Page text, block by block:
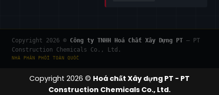
Copyright 2026 © Công ty TNHH Hoá Chất Xây Dựng PT — PT
Construction Chemicals Co., Ltd.
NHÀ PHÂN PHỐI TOÀN QUỐC
Copyright 2026 © Hoá chất Xây dựng PT - PT
Construction Chemicals Co., Ltd.